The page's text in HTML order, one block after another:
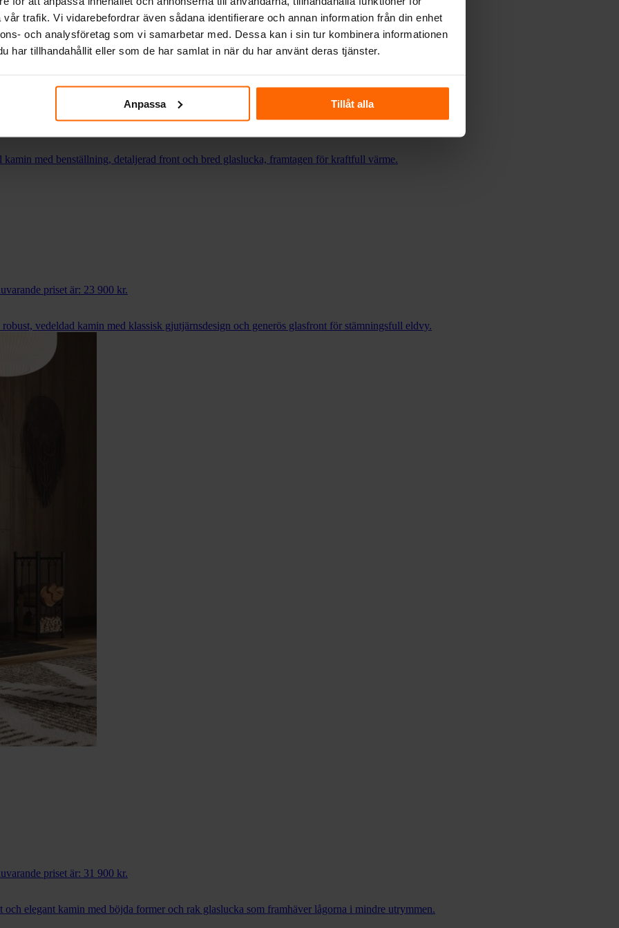
trafik. Vi vidarebefordrar även sådana identifierare och annan information från din enhet
och analysföretag som vi samarbetar med. Dessa kan i sin tur kombinera informationen
har tillhandahållit eller som de har samlat in när du har använt deras tjänster.
Anpassa
Tillåt alla
priset är: 15 900 kr.
priset är: 23 900 kr.
priset är: 31 900 kr.